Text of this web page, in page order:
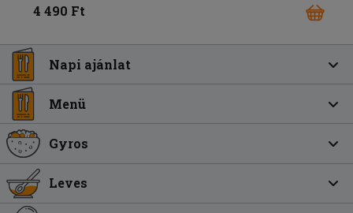
4 490 Ft
Napi ajánlat
Menü
Gyros
Leves